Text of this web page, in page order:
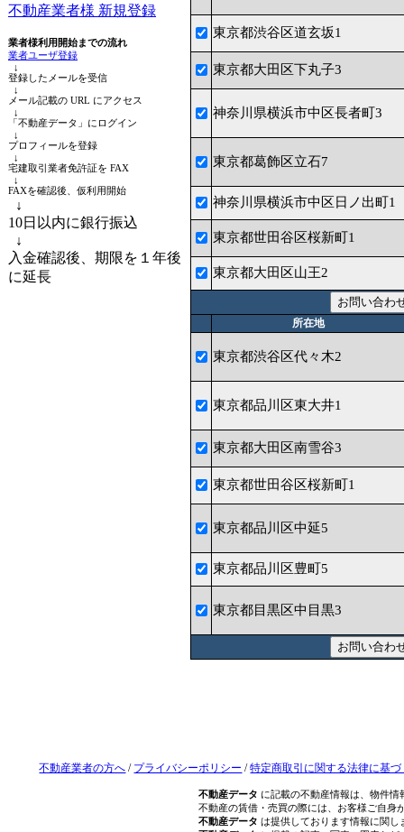
不動産業者様 新規登録
業者様利用開始までの流れ
業者ユーザ登録
↓
登録したメールを受信
↓
メール記載の URL にアクセス
↓
「不動産データ」にログイン
↓
プロフィールを登録
↓
宅建取引業者免許証を FAX
↓
FAXを確認後、仮利用開始
↓
10日以内に銀行振込
↓
入金確認後、期限を１年後
に延長
東京都渋谷区道玄坂1
東京都大田区下丸子3
神奈川県横浜市中区長者町3
東京都葛飾区立石7
神奈川県横浜市中区日ノ出町1
東京都世田谷区桜新町1
東京都大田区山王2
所在地
東京都渋谷区代々木2
東京都品川区東大井1
東京都大田区南雪谷3
東京都世田谷区桜新町1
東京都品川区中延5
東京都品川区豊町5
東京都目黒区中目黒3
不動産業者の方へ / プライバシーポリシー /特定商取引に関する法律に基
不動産データ に記載の不動産情報は、物件
不動産の賃借・売買の際には、お客様ご自身
不動産データ は提供しております情報に関し